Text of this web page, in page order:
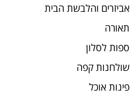
אביזרים והלבשת הבית
תאורה
ספות לסלון
שולחנות קפה
פינות אוכל